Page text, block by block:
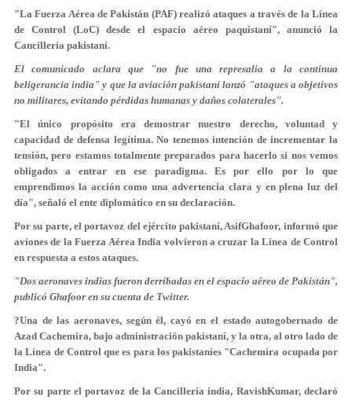
"La Fuerza Aérea de Pakistán (PAF) realizó ataques a través de la Línea
de Control (LoC) desde el espacio aéreo paquistaní", anunció la
Cancillería pakistaní.
El comunicado aclara que "no fue una represalia a la continua
beligerancia india" y que la aviación pakistaní lanzó "ataques a objetivos
no militares, evitando pérdidas humanas y daños colaterales".
"El único propósito era demostrar nuestro derecho, voluntad y
capacidad de defensa legítima. No tenemos intención de incrementar la
tensión, pero estamos totalmente preparados para hacerlo si nos vemos
obligados a entrar en ese paradigma. Es por ello por lo que
emprendimos la acción como una advertencia clara y en plena luz del
día", señaló el ente diplomático en su declaración.
Por su parte, el portavoz del ejército pakistaní, AsifGhafoor, informó que
aviones de la Fuerza Aérea India volvieron a cruzar la Línea de Control
en respuesta a estos ataques.
"Dos aeronaves indias fueron derribadas en el espacio aéreo de Pakistán",
publicó Ghafoor en su cuenta de Twitter.
?Una de las aeronaves, según él, cayó en el estado autogobernado de
Azad Cachemira, bajo administración pakistaní, y la otra, al otro lado de
la Línea de Control que es para los pakistaníes "Cachemira ocupada por
India".
Por su parte el portavoz de la Cancillería india, RavishKumar, declaró